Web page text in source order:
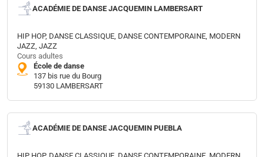
ACADÉMIE DE DANSE JACQUEMIN LAMBERSART
HIP HOP, DANSE CLASSIQUE, DANSE CONTEMPORAINE, MODERN
JAZZ, JAZZ
Cours adultes
École de danse
137 bis rue du Bourg
59130 LAMBERSART
ACADÉMIE DE DANSE JACQUEMIN PUEBLA